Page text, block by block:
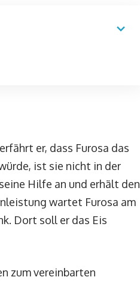
er, dass Furosa das
ist sie nicht in der
Hilfe an und erhält den
wartet Furosa am
Dort soll er das Eis
zum vereinbarten